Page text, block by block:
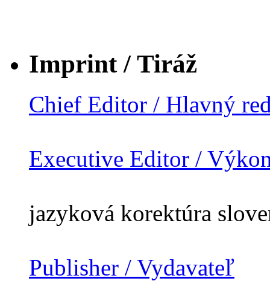
Imprint / Tiráž
Chief Editor / Hlavný
Executive Editor /
jazyková korektúra
Publisher / Vydavateľ